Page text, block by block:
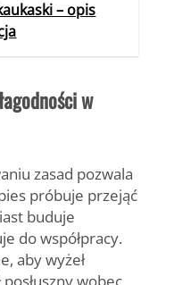
– opis
w
zasad pozwala
próbuje przejąć
buduje
do współpracy.
aby wyżeł
posłuszny wobec